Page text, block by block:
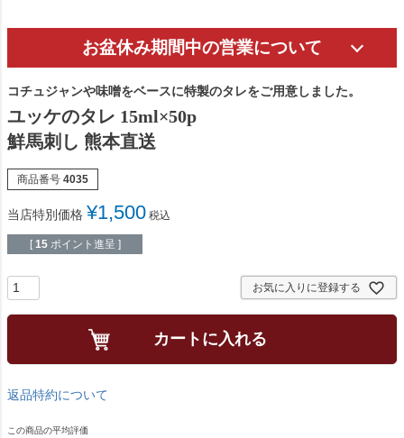
お盆休み期間中の営業について
コチュジャンや味噌をベースに特製のタレをご用意しました。
ユッケのタレ 15ml×50p
鮮馬刺し 熊本直送
商品番号 4035
当店特別価格 ¥1,500 税込
[ 15 ポイント進呈 ]
お気に入りに登録する
カートに入れる
返品特約について